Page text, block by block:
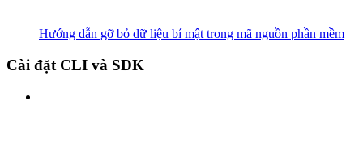
Hướng dẫn gỡ bỏ dữ liệu bí mật trong mã nguồn phần mềm
Cài đặt CLI và SDK